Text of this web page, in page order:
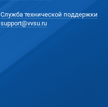
Служба технической поддержки
support@vvsu.ru